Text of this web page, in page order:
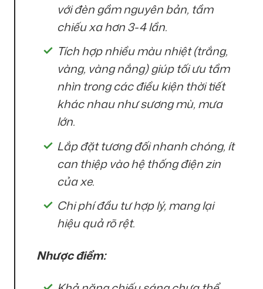
với đèn gầm nguyên bản, tầm
chiếu xa hơn 3-4 lần.
Tích hợp nhiều màu nhiệt (trắng,
vàng, vàng nắng) giúp tối ưu tầm
nhìn trong các điều kiện thời tiết
khác nhau như sương mù, mưa
lớn.
Lắp đặt tương đối nhanh chóng, ít
can thiệp vào hệ thống điện zin
của xe.
Chi phí đầu tư hợp lý, mang lại
hiệu quả rõ rệt.
Nhược điểm: